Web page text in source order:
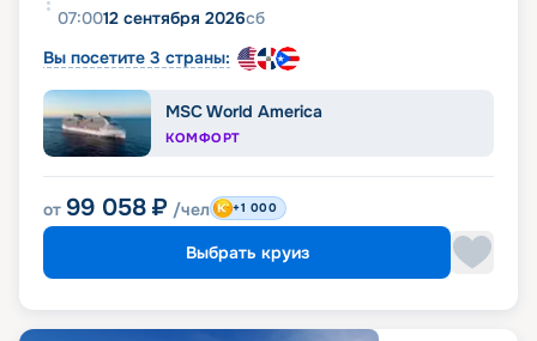
07:0012 сентября 2026сб
Вы посетите 3 страны:
MSC World America
КОМФОРТ
от 99 058 ₽ /чел +1 000
Выбрать круиз